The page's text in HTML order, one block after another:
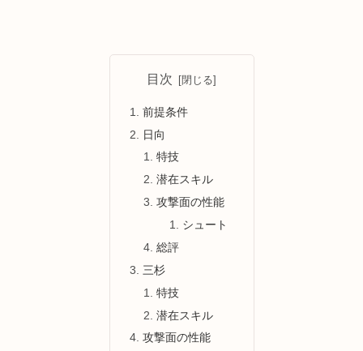
目次
前提条件
日向
特技
潜在スキル
攻撃面の性能
シュート
総評
三杉
特技
潜在スキル
攻撃面の性能